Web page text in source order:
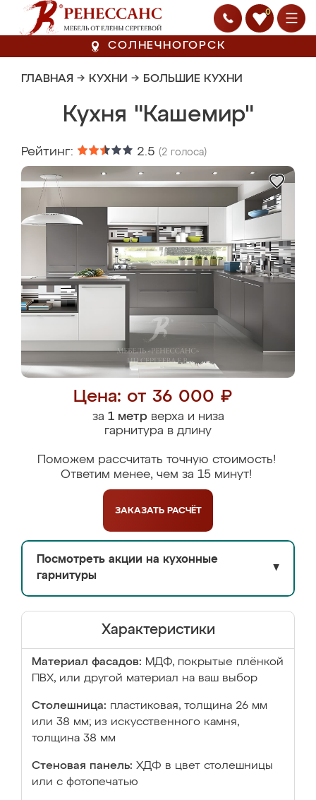
0
СОЛНЕЧНОГОРСК
ГЛАВНАЯ → КУХНИ → БОЛЬШИЕ КУХНИ
Кухня "Кашемир"
Рейтинг: 2.5 (2 голоса)
Цена: от 36 000 ₽
за 1 метрверха и низа
гарнитура в длину
Поможем рассчитать точную стоимость!
Ответим менее, чем за 15 минут!
ЗАКАЗАТЬ РАСЧЁТ
Посмотреть акции на кухонные
гарнитуры
▼
Характеристики
Материал фасадов: МДФ, покрытые плёнкой
ПВХ, или другой материал на ваш выбор
Столешница: пластиковая, толщина 26 мм
или 38 мм; из искусственного камня,
толщина 38 мм
Стеновая панель: ХДФ в цвет столешницы
или с фотопечатью